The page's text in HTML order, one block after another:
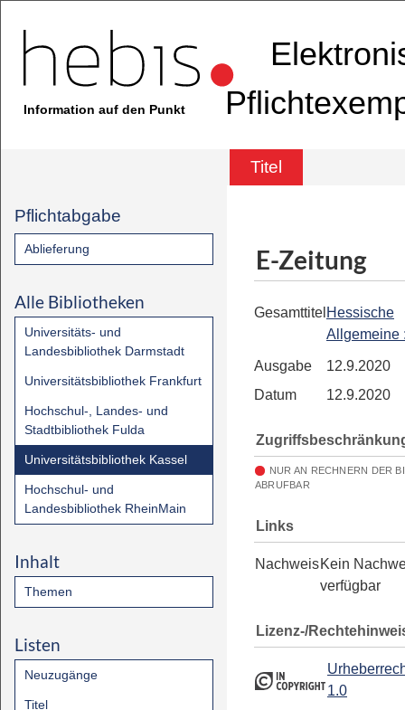
Information auf den Punkt
Titel
Pflichtabgabe
Ablieferung
Alle Bibliotheken
Universitäts- und
Landesbibliothek Darmstadt
Universitätsbibliothek Frankfurt
Hochschul-, Landes- und
Stadtbibliothek Fulda
Universitätsbibliothek Kassel
Hochschul- und
Landesbibliothek RheinMain
Inhalt
Themen
Listen
Neuzugänge
Titel
E-Zeitung
Gesamttitel Hessische
Allgemeine
Ausgabe
12.9.2020
Datum
12.9.2020
NUR AN RECHNERN DER
ABRUFBAR
Links
NachweisKein
verfügbar
Lizenz-/
1.0